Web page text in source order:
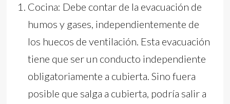
Cocina: Debe contar de la evacuación de
humos y gases, independientemente de
los huecos de ventilación. Esta evacuación
tiene que ser un conducto independiente
obligatoriamente a cubierta. Sino fuera
posible que salga a cubierta, podría salir a